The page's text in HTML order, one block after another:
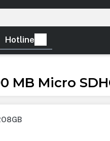
Hotline
MB Micro